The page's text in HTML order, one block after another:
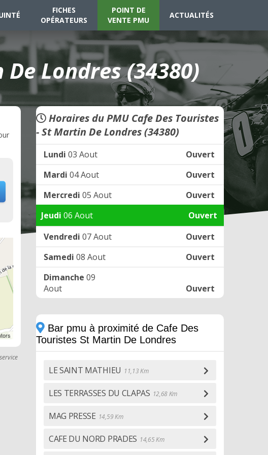
FICHES
OPÉRATEURS
POINT DE
VENTE PMU
ACTUALITÉS
Londres (34380)
Horaires du PMU Cafe Des Touristes
- St Martin De Londres (34380)
Lundi 03 Aout
Ouvert
Mardi 04 Aout
Ouvert
Mercredi 05 Aout
Ouvert
Jeudi 06 Aout
Ouvert
Vendredi 07 Aout
Ouvert
Samedi 08 Aout
Ouvert
Dimanche 09
Aout
Ouvert
Bar pmu à proximité de Cafe Des
Touristes St Martin De Londres
LE SAINT MATHIEU 11,13 Km
LES TERRASSES DU CLAPAS 12,68 Km
MAG PRESSE 14,59 Km
CAFE DU NORD PRADES 14,65 Km